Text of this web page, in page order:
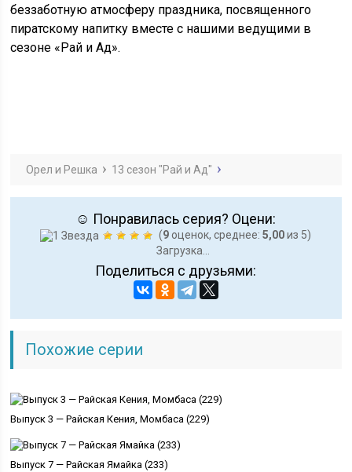
беззаботную атмосферу праздника, посвященного
пиратскому напитку вместе с нашими ведущими в
сезоне «Рай и Ад».
Орел и Решка 13 сезон "Рай и Ад"
☺ Понравилась серия? Оцени:
(9 оценок, среднее:5,00из 5)
Загрузка...
Поделиться с друзьями:
Похожие серии
Выпуск 3 — Райская Кения, Момбаса (229)
Выпуск 7 — Райская Ямайка (233)